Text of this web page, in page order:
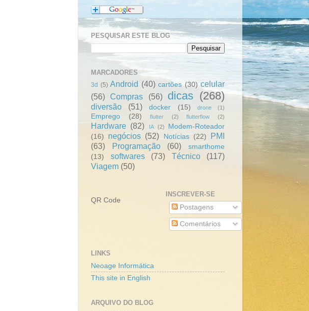
PESQUISAR ESTE BLOG
MARCADORES
3d (5) Android (40) cartões (30) celular
(56) Compras (56) dicas (268)
diversão (51) docker (15) drone (1)
Emprego (28) flutter (2) flutterflow (2)
Hardware (82) IA (2)
Modem-Roteador
(16)
negócios (52) Notícias (22)
PMI
(63)
Programação (60)
smarthome
(13)
softwares (73) Técnico
(117)
Viagem (50)
QR Code
INSCREVER-SE
Postagens
Comentários
LINKS
Neoage Informática
This site in English
ARQUIVO DO BLOG